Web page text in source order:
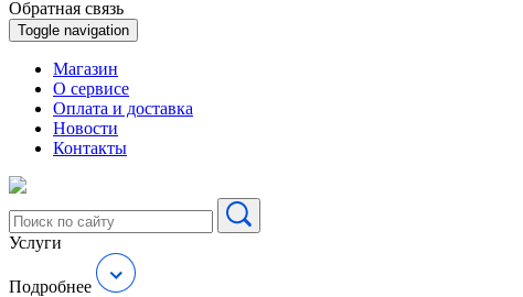
Обратная связь
Toggle navigation
Магазин
О cервисе
Оплата и доставка
Новости
Контакты
Услуги
Подробнее